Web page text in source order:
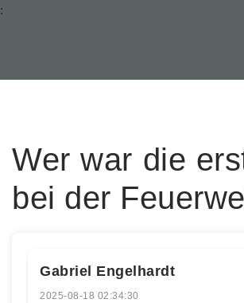
:
Wer war die
bei der
Gabriel Engelhardt
2025-08-18 02:34:30